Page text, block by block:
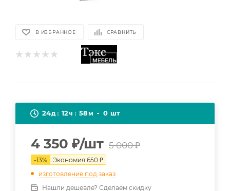
В ИЗБРАННОЕ СРАВНИТЬ
24д 12ч 58м 0 шт
4 350 ₽/шт 5 000₽
-13% Экономия 650 ₽
изготовление под заказ
Нашли дешевле? Сделаем скидку